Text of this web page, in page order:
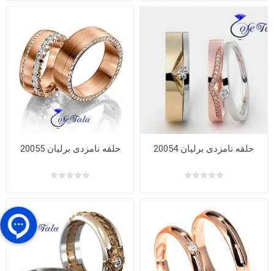
حلقه نامزدی برلیان 20054 حلقه نامزدی برلیان 20055